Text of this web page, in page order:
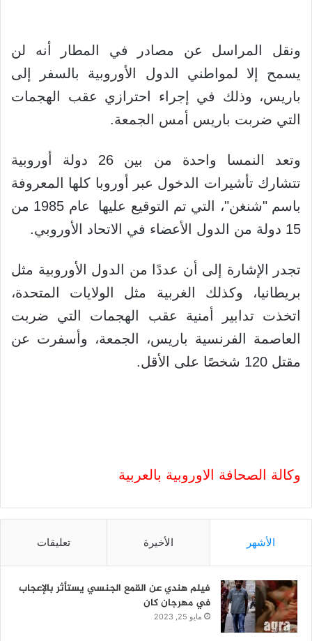
ونقل المراسل عن مصادر في المطار أنه لن
يسمح إلا لمواطني الدول الأوروبية بالسفر إلى
باريس، وذلك في إجراء احترازي عقب الهجمات
التي ضربت باريس أمس الجمعة.
وتعد النمسا واحدة من بين 26 دولة أوروبية
تتشارك تأشيرات الدخول عبر أوروبا كلها المعروفة
باسم "شنغن"، التي تم التوقيع عليها عام 1985 من
15 دولة من الدول الأعضاء في الاتحاد الأوروبي.
تجدر الإشارة إلى أن عددًا من الدول الأوروبية مثل
بريطانيا، وكذلك الغربية مثل الولايات المتحدة،
اتخذت تدابير أمنية عقب الهجمات التي ضربت
العاصمة الفرنسية باريس، الجمعة، وأسفرت عن
مقتل 120 شخصًا على الأقل.
وكالة الصحافة الاوروبية بالعربية
الأشهر الأخيرة تعليقات
فيلم هندي عن القمع الجنسي يستأثر بالإعجاب
في مهرجان كان
مايو 25, 2023